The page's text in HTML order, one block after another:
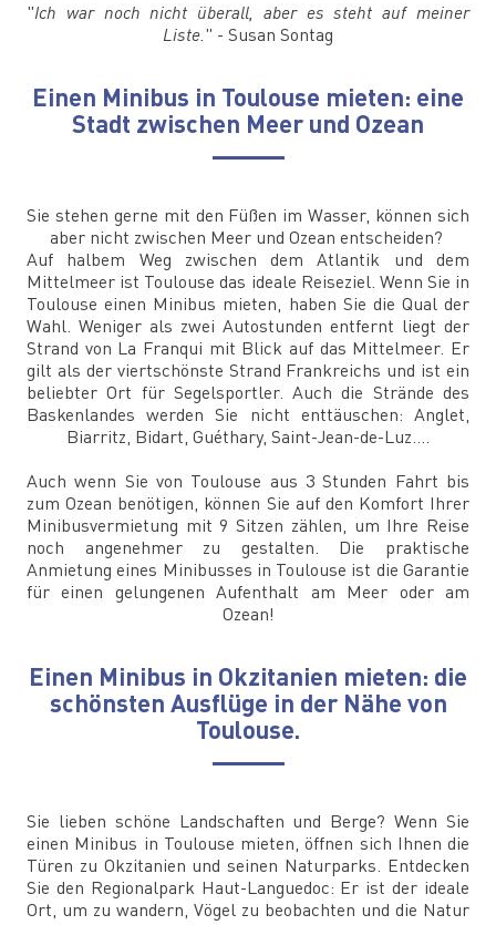
"Ich war noch nicht überall, aber es steht auf meiner
Liste." - Susan Sontag
Einen Minibus in Toulouse mieten: eine
Stadt zwischen Meer und Ozean
Sie stehen gerne mit den Füßen im Wasser, können sich
aber nicht zwischen Meer und Ozean entscheiden?
Auf halbem Weg zwischen dem Atlantik und dem
Mittelmeer ist Toulouse das ideale Reiseziel. Wenn Sie in
Toulouse einen Minibus mieten, haben Sie die Qual der
Wahl. Weniger als zwei Autostunden entfernt liegt der
Strand von La Franqui mit Blick auf das Mittelmeer. Er
gilt als der viertschönste Strand Frankreichs und ist ein
beliebter Ort für Segelsportler. Auch die Strände des
Baskenlandes werden Sie nicht enttäuschen: Anglet,
Biarritz, Bidart, Guéthary, Saint-Jean-de-Luz....
Auch wenn Sie von Toulouse aus 3 Stunden Fahrt bis
zum Ozean benötigen, können Sie auf den Komfort Ihrer
Minibusvermietung mit 9 Sitzen zählen, um Ihre Reise
noch angenehmer zu gestalten. Die praktische
Anmietung eines Minibusses in Toulouse ist die Garantie
für einen gelungenen Aufenthalt am Meer oder am
Ozean!
Einen Minibus in Okzitanien mieten: die
schönsten Ausflüge in der Nähe von
Toulouse.
Sie lieben schöne Landschaften und Berge? Wenn Sie
einen Minibus in Toulouse mieten, öffnen sich Ihnen die
Türen zu Okzitanien und seinen Naturparks. Entdecken
Sie den Regionalpark Haut-Languedoc: Er ist der ideale
Ort, um zu wandern, Vögel zu beobachten und die Natur